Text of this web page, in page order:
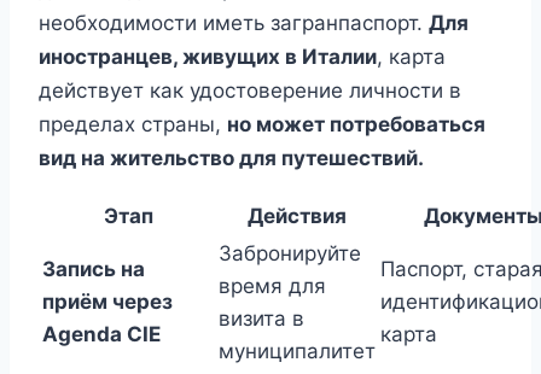
необходимости иметь загранпаспорт. Для
иностранцев, живущих в Италии, карта
действует как удостоверение личности в
пределах страны, но может потребоваться
вид на жительство для путешествий.
Этап Действия
Запись на
приём через
Agenda CIE
Забронируйте
время для
визита в
муниципалитет
Паспорт,
карта